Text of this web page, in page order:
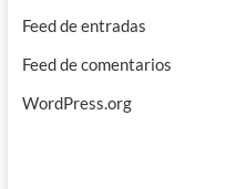
Feed de entradas
Feed de comentarios
WordPress.org